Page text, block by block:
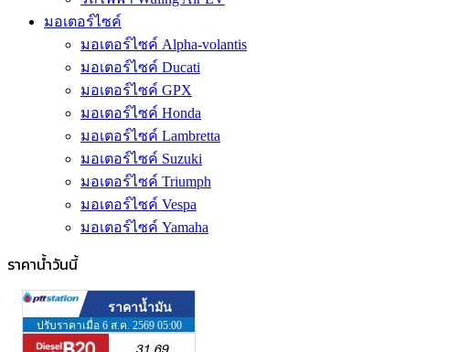
มอเตอร์ไซค์
มอเตอร์ไซค์ Alpha-volantis
มอเตอร์ไซค์ Ducati
มอเตอร์ไซค์ GPX
มอเตอร์ไซค์ Honda
มอเตอร์ไซค์ Lambretta
มอเตอร์ไซค์ Suzuki
มอเตอร์ไซค์ Triumph
มอเตอร์ไซค์ Vespa
มอเตอร์ไซค์ Yamaha
ราคาน้ำวันนี้